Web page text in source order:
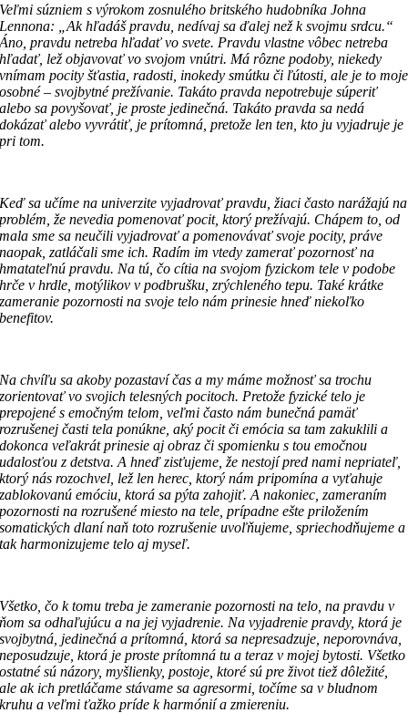
Veľmi súzniem s výrokom zosnulého britského hudobníka Johna
Lennona: „Ak hľadáš pravdu, nedívaj sa ďalej než k svojmu srdcu.“
Áno, pravdu netreba hľadať vo svete. Pravdu vlastne vôbec netreba
hľadať, lež objavovať vo svojom vnútri. Má rôzne podoby, niekedy
vnímam pocity šťastia, radosti, inokedy smútku či ľútosti, ale je to moje
osobné – svojbytné prežívanie. Takáto pravda nepotrebuje súperiť
alebo sa povyšovať, je proste jedinečná. Takáto pravda sa nedá
dokázať alebo vyvrátiť, je prítomná, pretože len ten, kto ju vyjadruje je
pri tom.
Keď sa učíme na univerzite vyjadrovať pravdu, žiaci často narážajú na
problém, že nevedia pomenovať pocit, ktorý prežívajú. Chápem to, od
mala sme sa neučili vyjadrovať a pomenovávať svoje pocity, práve
naopak, zatláčali sme ich. Radím im vtedy zamerať pozornosť na
hmatateľnú pravdu. Na tú, čo cítia na svojom fyzickom tele v podobe
hrče v hrdle, motýlikov v podbrušku, zrýchleného tepu. Také krátke
zameranie pozornosti na svoje telo nám prinesie hneď niekoľko
benefitov.
Na chvíľu sa akoby pozastaví čas a my máme možnosť sa trochu
zorientovať vo svojich telesných pocitoch. Pretože fyzické telo je
prepojené s emočným telom, veľmi často nám bunečná pamäť
rozrušenej časti tela ponúkne, aký pocit či emócia sa tam zakuklili a
dokonca veľakrát prinesie aj obraz či spomienku s tou emočnou
udalosťou z detstva. A hneď zisťujeme, že nestojí pred nami nepriateľ,
ktorý nás rozochvel, lež len herec, ktorý nám pripomína a vyťahuje
zablokovanú emóciu, ktorá sa pýta zahojiť. A nakoniec, zameraním
pozornosti na rozrušené miesto na tele, prípadne ešte priložením
somatických dlaní naň toto rozrušenie uvoľňujeme, spriechodňujeme a
tak harmonizujeme telo aj myseľ.
Všetko, čo k tomu treba je zameranie pozornosti na telo, na pravdu v
ňom sa odhaľujúcu a na jej vyjadrenie. Na vyjadrenie pravdy, ktorá je
svojbytná, jedinečná a prítomná, ktorá sa nepresadzuje, neporovnáva,
neposudzuje, ktorá je proste prítomná tu a teraz v mojej bytosti. Všetko
ostatné sú názory, myšlienky, postoje, ktoré sú pre život tiež dôležité,
ale ak ich pretláčame stávame sa agresormi, točíme sa v bludnom
kruhu a veľmi ťažko príde k harmónií a zmiereniu.